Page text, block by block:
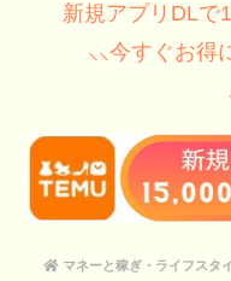
新規アプリDLで
⸜⸜今すぐお得
マネーと稼ぎ・ライフスタ